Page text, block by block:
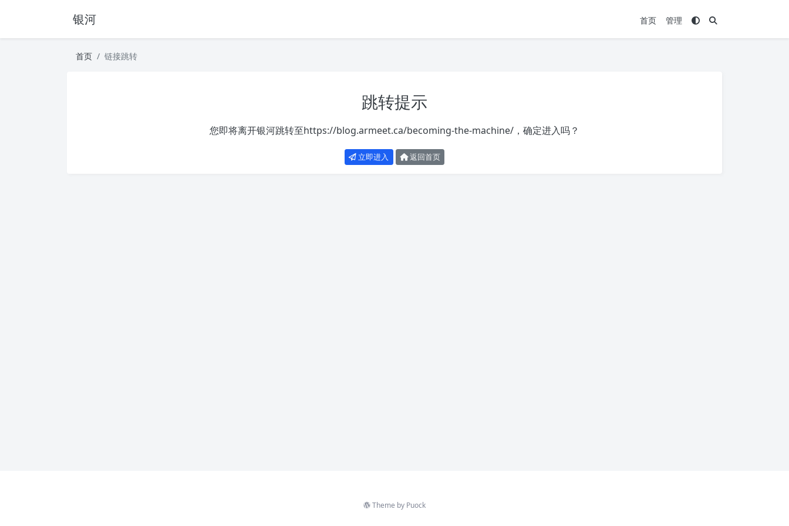
银河 首页 管理
首页 链接跳转
跳转提示
您即将离开银河跳转至https://blog.armeet.ca/becoming-the-machine/ ，确定进入吗？
立即进入 返回首页
Theme by Puock